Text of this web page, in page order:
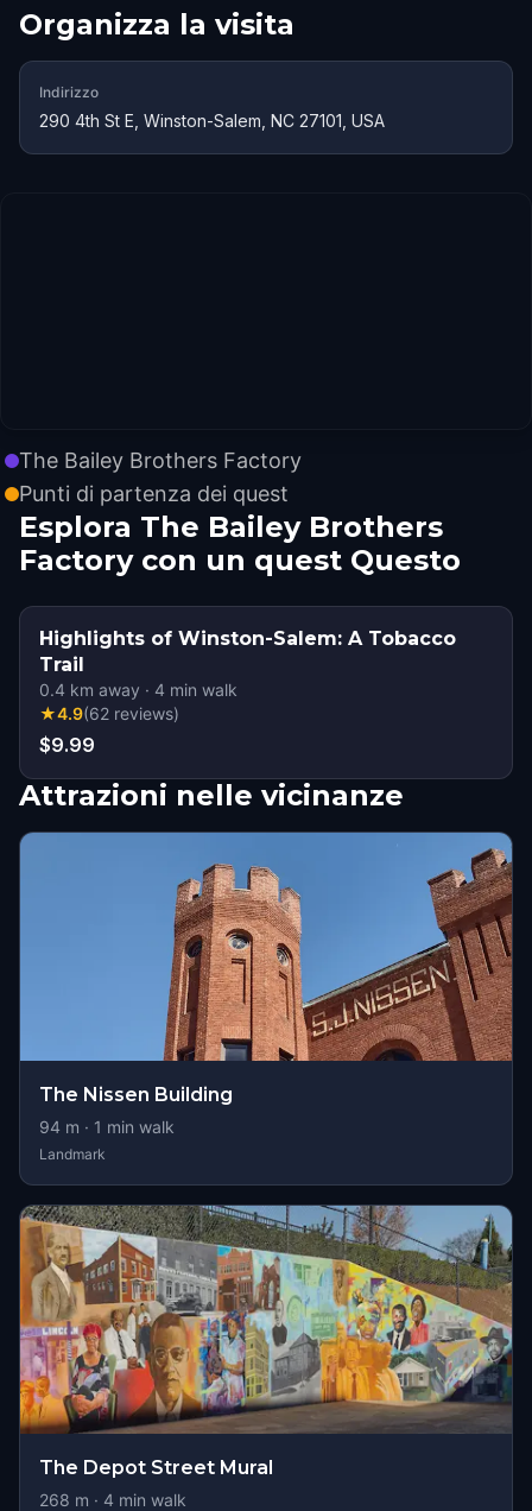
Organizza la visita
Indirizzo
290 4th St E, Winston-Salem, NC 27101, USA
The Bailey Brothers Factory
Punti di partenza dei quest
Esplora The Bailey Brothers
Factory con un quest Questo
Highlights of Winston-Salem: A Tobacco
Trail
0.4 km away · 4 min walk
★4.9(62 reviews)
$9.99
Attrazioni nelle vicinanze
The Nissen Building
94 m · 1 min walk
Landmark
The Depot Street Mural
268 m · 4 min walk